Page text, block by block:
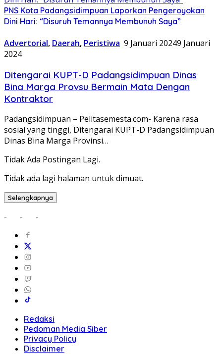
PNS Kota Padangsidimpuan Laporkan Pengeroyokan
Dini Hari: “Disuruh Temannya Membunuh Saya”
Advertorial, Daerah, Peristiwa 9 Januari 20249 Januari
2024
Ditengarai KUPT-D Padangsidimpuan Dinas
Bina Marga Provsu Bermain Mata Dengan
Kontraktor
Padangsidimpuan – Pelitasemesta.com- Karena rasa
sosial yang tinggi, Ditengarai KUPT-D Padangsidimpuan
Dinas Bina Marga Provinsi…
Tidak Ada Postingan Lagi.
Tidak ada lagi halaman untuk dimuat.
Selengkapnya
- - -
Redaksi
Pedoman Media Siber
Privacy Policy
Disclaimer